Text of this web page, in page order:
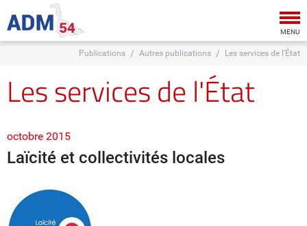
MENU
Publications Autres publications Les services de l'État
Les services de l'État
octobre 2015
Laïcité et collectivités locales